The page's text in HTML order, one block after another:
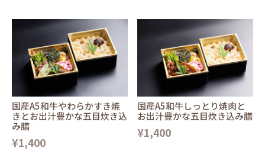
国産A5和牛やわらかすき焼
きとお出汁豊かな五目炊き込
み膳
¥1,400
国産A5和牛しっとり焼肉と
お出汁豊かな五目炊き込み膳
¥1,400